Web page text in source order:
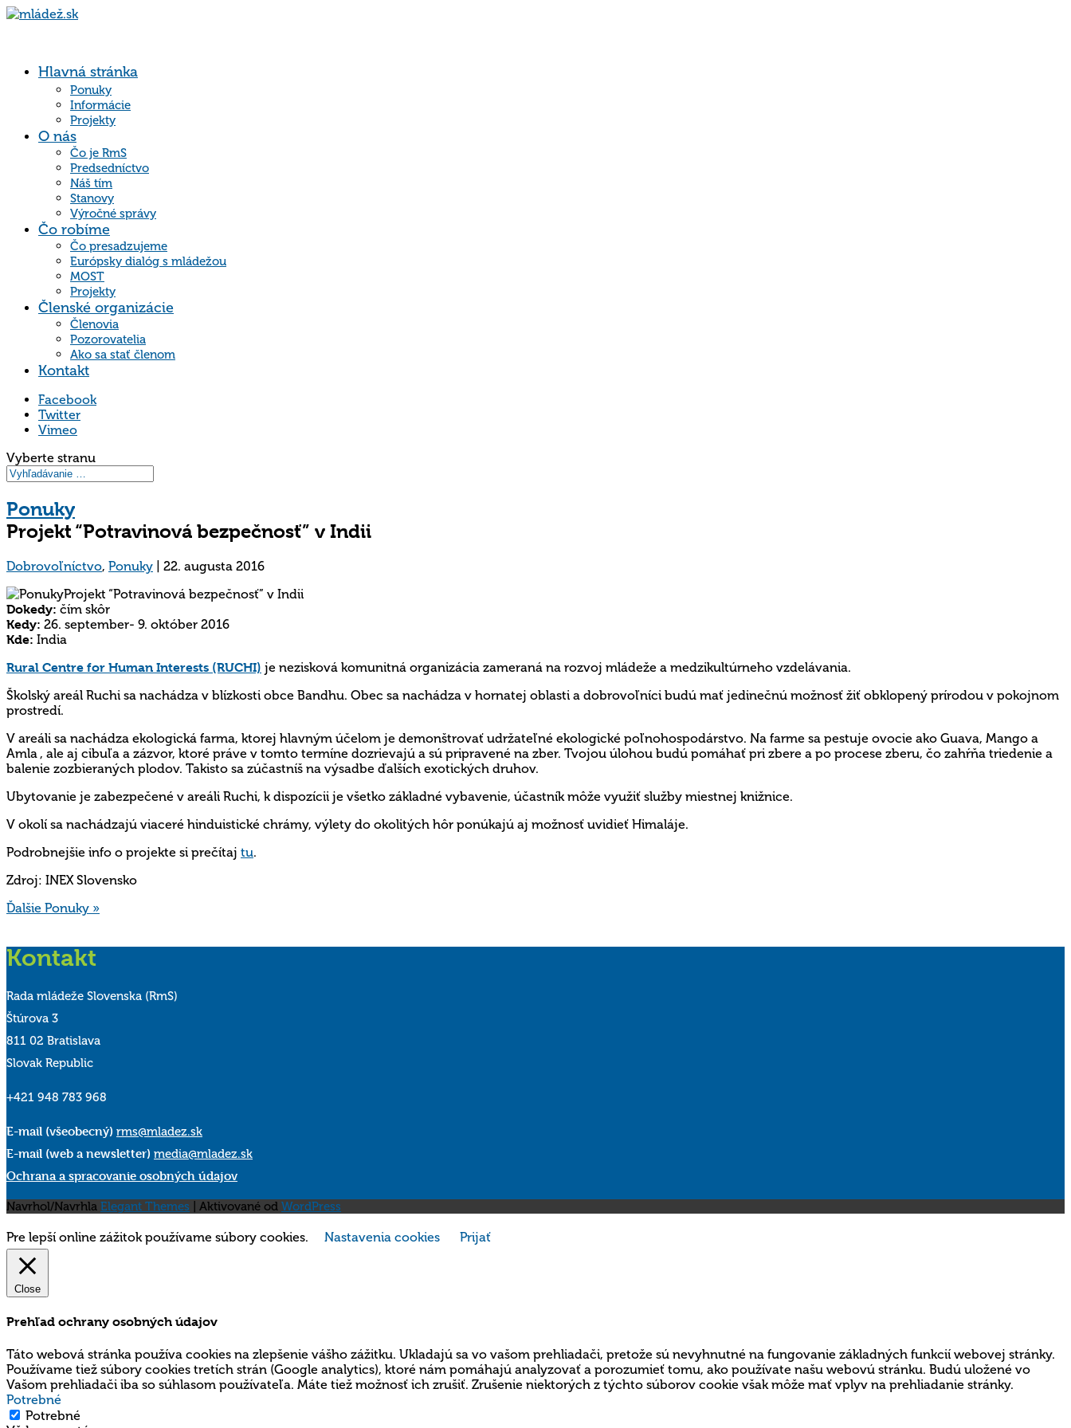
Hlavná stránka
Ponuky
Informácie
Projekty
O nás
Čo je RmS
Predsedníctvo
Náš tím
Stanovy
Výročné správy
Čo robíme
Čo presadzujeme
Európsky dialóg s mládežou
MOST
Projekty
Členské organizácie
Členovia
Pozorovatelia
Ako sa stať členom
Kontakt
Facebook
Twitter
Vimeo
Vyberte stranu
Ponuky
Projekt “Potravinová bezpečnosť” v Indii
Dobrovoľníctvo, Ponuky 22. augusta 2016
Dokedy: čím skôr
Kedy: 26. september- 9. október 2016
Kde: India
Rural Centre for Human Interests (RUCHI) je nezisková komunitná organizácia zameraná na rozvoj mládeže a medzikultúrneho vzdelávania.
Školský areál Ruchi sa nachádza v blízkosti obce Bandhu. Obec sa nachádza v hornatej oblasti a dobrovoľníci budú mať jedinečnú možnosť žiť obklopený prírodou v pokojnom
prostredí.
V areáli sa nachádza ekologická farma, ktorej hlavným účelom je demonštrovať udržateľné ekologické poľnohospodárstvo. Na farme sa pestuje ovocie ako Guava, Mango a
Amla , ale aj cibuľa a zázvor, ktoré práve v tomto termíne dozrievajú a sú pripravené na zber. Tvojou úlohou budú pomáhať pri zbere a po procese zberu, čo zahŕňa triedenie a
balenie zozbieraných plodov. Takisto sa zúčastníš na výsadbe ďalších exotických druhov.
Ubytovanie je zabezpečené v areáli Ruchi, k dispozícii je všetko základné vybavenie, účastník môže využiť služby miestnej knižnice.
V okolí sa nachádzajú viaceré hinduistické chrámy, výlety do okolitých hôr ponúkajú aj možnosť uvidieť Himaláje.
Podrobnejšie info o projekte si prečítaj tu.
Zdroj: INEX Slovensko
Ďalšie Ponuky »
Kontakt
Rada mládeže Slovenska (RmS)
Štúrova 3
811 02 Bratislava
Slovak Republic
+421 948 783 968
E-mail (všeobecný) rms@mladez.sk
E-mail (web a newsletter) media@mladez.sk
Ochrana a spracovanie osobných údajov
Navrhol/Navrhla Elegant Themes | Aktivované od WordPress
Pre lepší online zážitok používame súbory cookies. Nastavenia cookies Prijať
Close
Prehľad ochrany osobných údajov
Táto webová stránka používa cookies na zlepšenie vášho zážitku. Ukladajú sa vo vašom prehliadači, pretože sú nevyhnutné na fungovanie základných funkcií webovej stránky.
Používame tiež súbory cookies tretích strán (Google analytics), ktoré nám pomáhajú analyzovať a porozumieť tomu, ako používate našu webovú stránku. Budú uložené vo
Vašom prehliadači iba so súhlasom používateľa. Máte tiež možnosť ich zrušiť. Zrušenie niektorých z týchto súborov cookie však môže mať vplyv na prehliadanie stránky.
Potrebné
Potrebné